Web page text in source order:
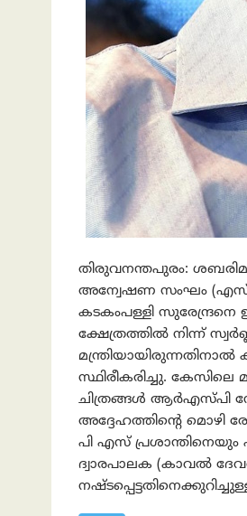
തിരുവനന്തപുരം:
അന്വേഷണ സംഘം
കടകംപള്ളി
ക്ഷേത്രത്തിൽ നിന്ന്
സ്ഥിരീകരിച്ചു.
ചിത്രങ്ങൾ ആർഎസ്പി
അദ്ദേഹത്തിന്റെ മൊഴി
പി എസ് പ്രശാന്തിനെയും
ദ്വാരപാലക (കാവൽ